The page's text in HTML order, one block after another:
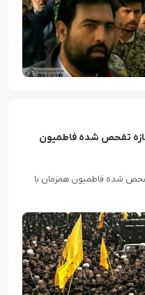
تفحص شده فاطمیون
شده فاطمیون همزمان با